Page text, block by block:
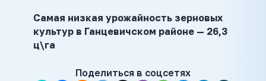
Самая низкая урожайность зерновых
культур в Ганцевичском районе — 26,3
ц\га
Поделиться в соцсетях